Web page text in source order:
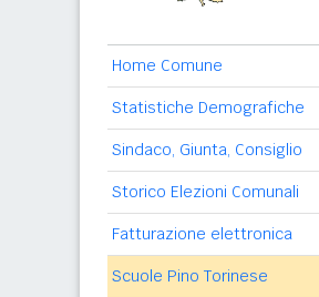
Home Comune
Statistiche Demografiche
Sindaco, Giunta, Consiglio
Storico Elezioni Comunali
Fatturazione elettronica
Scuole Pino Torinese